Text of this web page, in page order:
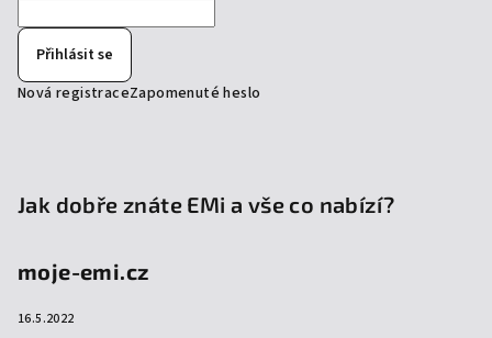
Přihlásit se
Nová registraceZapomenuté heslo
Jak dobře znáte EMi a vše co nabízí?
moje-emi.cz
16.5.2022